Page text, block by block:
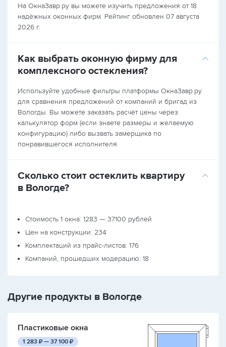
На ОкнаЗавр.ру вы можете изучить предложения от 18
надёжных оконных фирм. Рейтинг обновлен 07 августа
2026 г.
Как выбрать оконную фирму для
комплексного остекления?
Используйте удобные фильтры платформы ОкнаЗавр.ру
для сравнения предложений от компаний и бригад из
Вологды. Вы можете заказать расчёт цены через
калькулятор форм (если знаете размеры и желаемую
конфигурацию) либо вызвать замерщика по
понравившегося исполнителя.
Сколько стоит остеклить квартиру
в Вологде?
Стоимость 1 окна: 1283 — 37100 рублей
Цен на конструкции: 234
Комплектаций из прайс-листов: 176
Компаний, прошедших модерацию: 18
Другие продукты в Вологде
Пластиковые окна
1 283 руб.
₽ — 37 100 руб.
₽